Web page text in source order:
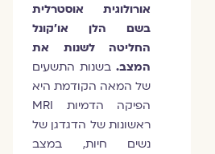
אורולוגית אוסטרלית
בשם הלן או'קונל
החליטה לשנות את
המצב.בשנות התשעים
של המאה הקודמת היא
הפיקה הדמיות MRI
ראשונות של הדגדגן של
נשים חיות, במצב